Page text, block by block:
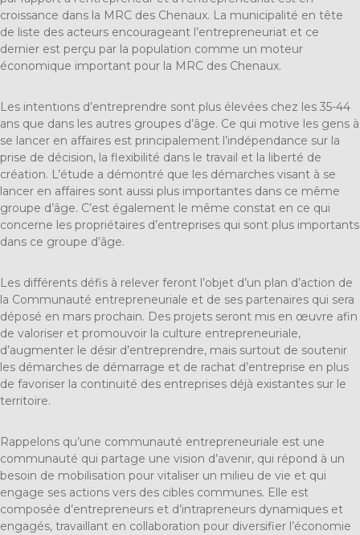
croissance dans la MRC des Chenaux. La municipalité en tête
de liste des acteurs encourageant l’entrepreneuriat et ce
dernier est perçu par la population comme un moteur
économique important pour la MRC des Chenaux.
Les intentions d’entreprendre sont plus élevées chez les 35-44
ans que dans les autres groupes d’âge. Ce qui motive les gens à
se lancer en affaires est principalement l’indépendance sur la
prise de décision, la flexibilité dans le travail et la liberté de
création. L’étude a démontré que les démarches visant à se
lancer en affaires sont aussi plus importantes dans ce même
groupe d’âge. C’est également le même constat en ce qui
concerne les propriétaires d’entreprises qui sont plus importants
dans ce groupe d’âge.
Les différents défis à relever feront l’objet d’un plan d’action de
la Communauté entrepreneuriale et de ses partenaires qui sera
déposé en mars prochain. Des projets seront mis en œuvre afin
de valoriser et promouvoir la culture entrepreneuriale,
d’augmenter le désir d’entreprendre, mais surtout de soutenir
les démarches de démarrage et de rachat d’entreprise en plus
de favoriser la continuité des entreprises déjà existantes sur le
territoire.
Rappelons qu’une communauté entrepreneuriale est une
communauté qui partage une vision d’avenir, qui répond à un
besoin de mobilisation pour vitaliser un milieu de vie et qui
engage ses actions vers des cibles communes. Elle est
composée d’entrepreneurs et d’intrapreneurs dynamiques et
engagés, travaillant en collaboration pour diversifier l’économie